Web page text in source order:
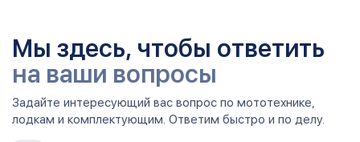
Мы здесь, чтобы ответить
на ваши вопросы
Задайте интересующий вас вопрос по мототехнике,
лодкам и комплектующим. Ответим быстро и по делу.